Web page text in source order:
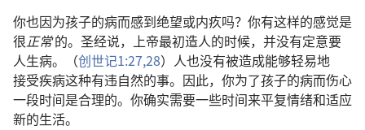
你也因为孩子的病而感到绝望或内疚吗？ 你有这样的感觉是
很正常的。 圣经说， 上帝最初造人的时候， 并没有定意要
人生病。（创世记1:27,28） 人也没有被造成能够轻易地
接受疾病这种有违自然的事。 因此， 你为了孩子的病而伤心
一段时间是合理的。 你确实需要一些时间来平复情绪和适应
新的生活。